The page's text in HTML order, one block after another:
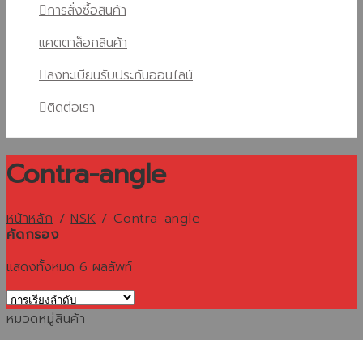
การสั่งซื้อสินค้า
แคตตาล็อกสินค้า
ลงทะเบียนรับประกันออนไลน์
ติดต่อเรา
Contra-angle
หน้าหลัก / NSK / Contra-angle
คัดกรอง
แสดงทั้งหมด 6 ผลลัพท์
หมวดหมู่สินค้า